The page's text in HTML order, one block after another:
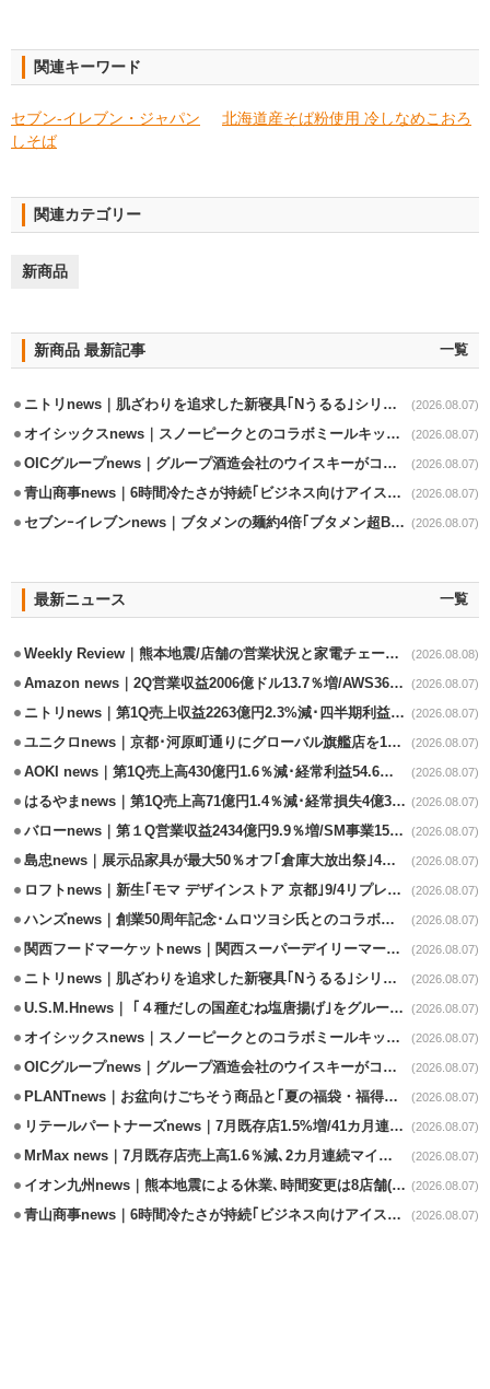
関連キーワード
セブン‐イレブン・ジャパン
北海道産そば粉使用 冷しなめこおろ
しそば
関連カテゴリー
新商品
新商品 最新記事 一覧
ニトリnews｜肌ざわりを追求した新寝具｢Nうるる｣シリーズを発売 (2026.08.07)
オイシックスnews｜スノーピークとのコラボミールキット8/13発売 (2026.08.07)
OICグループnews｜グループ酒造会社のウイスキーがコンペティション受賞 (2026.08.07)
青山商事news｜6時間冷たさが持続｢ビジネス向けアイスベスト｣発売 (2026.08.07)
セブンｰイレブンnews｜ブタメンの麺約4倍｢ブタメン超BIG｣8/11から限定発売 (2026.08.07)
最新ニュース 一覧
Weekly Review｜熊本地震/店舗の営業状況と家電チェーンの支援策 (2026.08.08)
Amazon news｜2Q営業収益2006億ドル13.7％増/AWS36.8％％増が貢献 (2026.08.07)
ニトリnews｜第1Q売上収益2263億円2.3%減･四半期利益1.4％減 (2026.08.07)
ユニクロnews｜京都･河原町通りにグローバル旗艦店を11/6開設 (2026.08.07)
AOKI news｜第1Q売上高430億円1.6％減･経常利益54.6％減 (2026.08.07)
はるやまnews｜第1Q売上高71億円1.4％減･経常損失4億3800万円 (2026.08.07)
バローnews｜第１Q営業収益2434億円9.9％増/SM事業15.5％増と絶好調 (2026.08.07)
島忠news｜展示品家具が最大50％オフ｢倉庫大放出祭｣4店舗限定で開催 (2026.08.07)
ロフトnews｜新生｢モマ デザインストア 京都｣9/4リプレイスオープン (2026.08.07)
ハンズnews｜創業50周年記念･ムロツヨシ氏とのコラボ企画｢ムロハンズ｣開催 (2026.08.07)
関西フードマーケットnews｜関西スーパーデイリーマート蒲生店8/7改装 (2026.08.07)
ニトリnews｜肌ざわりを追求した新寝具｢Nうるる｣シリーズを発売 (2026.08.07)
U.S.M.Hnews｜ ｢４種だしの国産むね塩唐揚げ｣をグループ610店で共同販促 (2026.08.07)
オイシックスnews｜スノーピークとのコラボミールキット8/13発売 (2026.08.07)
OICグループnews｜グループ酒造会社のウイスキーがコンペティション受賞 (2026.08.07)
PLANTnews｜お盆向けごちそう商品と｢夏の福袋・福得カート｣8/8から開催 (2026.08.07)
リテールパートナーズnews｜7月既存店1.5%増/41カ月連続増 (2026.08.07)
MrMax news｜7月既存店売上高1.6％減､2カ月連続マイナス (2026.08.07)
イオン九州news｜熊本地震による休業､時間変更は8店舗(8/7時点) (2026.08.07)
青山商事news｜6時間冷たさが持続｢ビジネス向けアイスベスト｣発売 (2026.08.07)